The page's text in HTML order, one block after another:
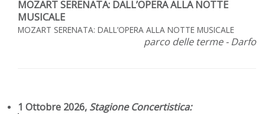
MOZART SERENATA: DALL’OPERA ALLA NOTTE
MUSICALE
MOZART SERENATA: DALL’OPERA ALLA NOTTE MUSICALE
parco delle terme - Darfo
1 Ottobre 2026, Stagione Concertistica: